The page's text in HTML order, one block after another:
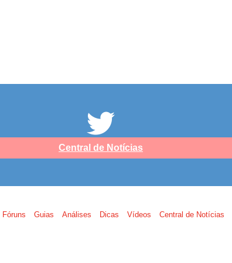
Central de Notícias
Fóruns Guias Análises Dicas Vídeos Central de Notícias